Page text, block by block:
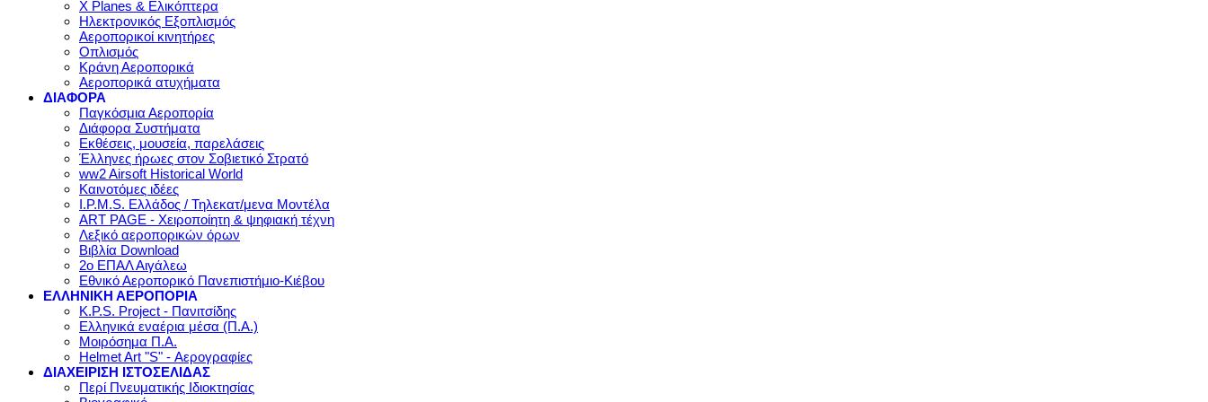
X Planes & Ελικόπτερα
Ηλεκτρονικός Εξοπλισμός
Αεροπορικοί κινητήρες
Οπλισμός
Κράνη Αεροπορικά
Αεροπορικά ατυχήματα
ΔΙΑΦΟΡΑ
Παγκόσμια Αεροπορία
Διάφορα Συστήματα
Εκθέσεις, μουσεία, παρελάσεις
Έλληνες ήρωες στον Σοβιετικό Στρατό
ww2 Airsoft Historical World
Καινοτόμες ιδέες
I.P.M.S. Ελλάδος / Τηλεκατ/μενα Μοντέλα
ART PAGE - Χειροποίητη & ψηφιακή τέχνη
Λεξικό αεροπορικών όρων
Βιβλία Download
2ο ΕΠΑΛ Αιγάλεω
Εθνικό Αεροπορικό Πανεπιστήμιο-Κιέβου
ΕΛΛΗΝΙΚΗ ΑΕΡΟΠΟΡΙΑ
K.P.S. Project - Πανιτσίδης
Ελληνικά εναέρια μέσα (Π.Α.)
Μοιρόσημα Π.Α.
Helmet Art "S" - Αερογραφίες
ΔΙΑΧΕΙΡΙΣΗ ΙΣΤΟΣΕΛΙΔΑΣ
Περί Πνευματικής Ιδιοκτησίας